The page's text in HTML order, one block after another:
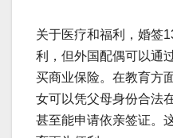
关于医疗和福利，婚签
利，但外国配偶可以通
买商业保险。在教育方
女可以凭父母身份合法
甚至能申请依亲签证。